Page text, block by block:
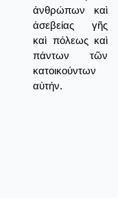
ἀνθρώπων καὶ
ἀσεβείας γῆς
καὶ πόλεως καὶ
πάντων τῶν
κατοικούντων
αὐτήν.